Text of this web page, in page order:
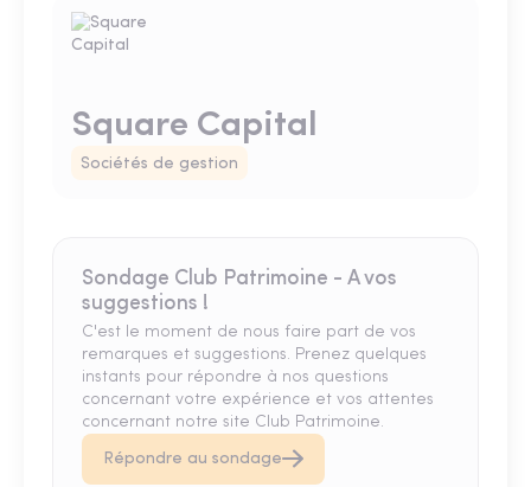
Square Capital
Sociétés de gestion
Sondage Club Patrimoine - A vos
suggestions !
C'est le moment de nous faire part de vos
remarques et suggestions. Prenez quelques
instants pour répondre à nos questions
concernant votre expérience et vos attentes
concernant notre site Club Patrimoine.
Répondre au sondage